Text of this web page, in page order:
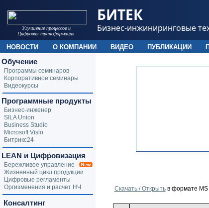
Скачать / Открытьв формате MS
Обучение
Программы семинаров
Корпоративное семинары
Видеокурсы
Программные продукты
Бизнес-инженер
SILA Union
Business Studio
Microsoft Visio
Битрикс24
LEAN и Цифровизация
Бережливое управление
Жизненный цикл продукции
Цифровые регламенты
Оргизменения и расчет НЧ
Консалтинг
Улучшение процессов и
Цифровая трансформация
БИТЕК
Бизнес-инжиниринговые
НОВОСТИ О КОМПАНИИ ВИДЕО ПУБЛИКАЦИИ